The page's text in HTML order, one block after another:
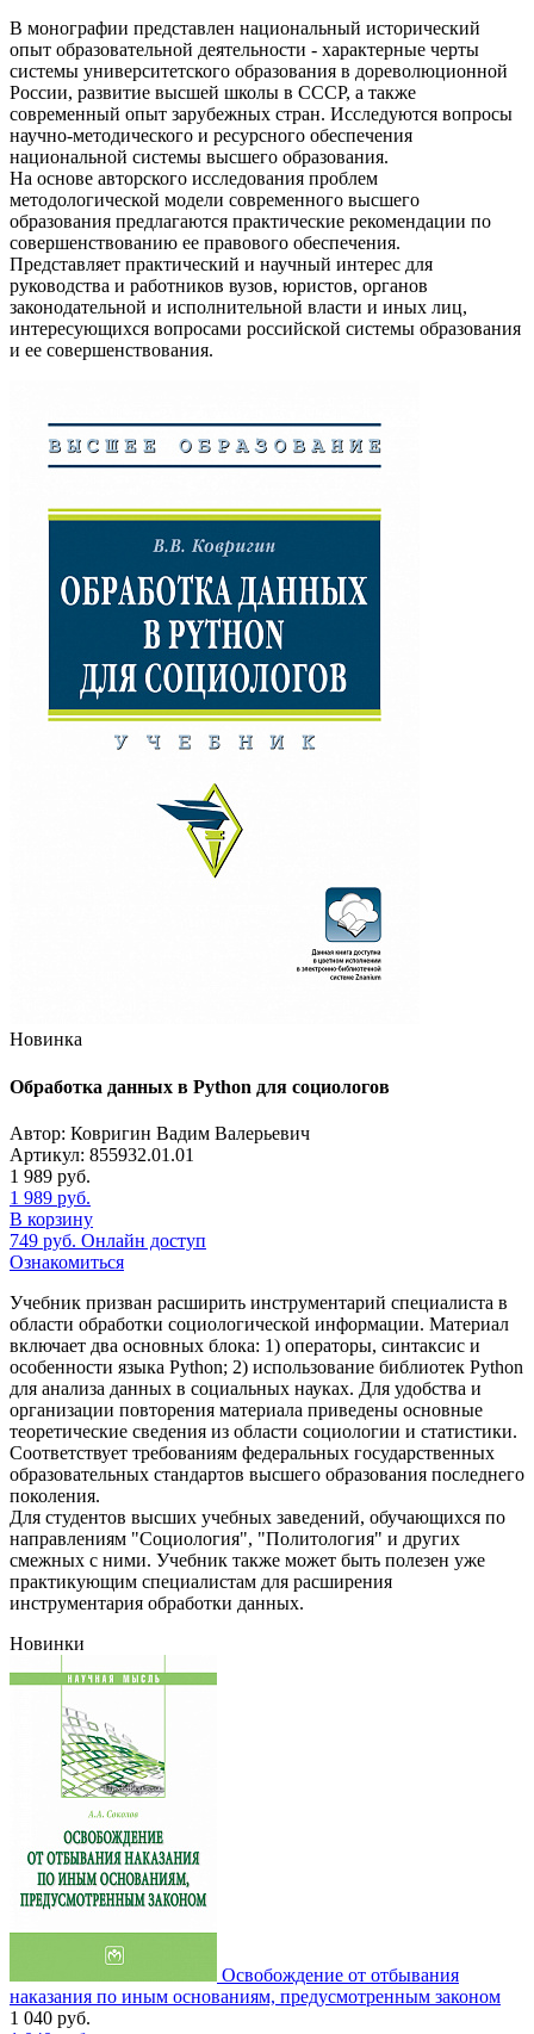
В монографии представлен национальный исторический
опыт образовательной деятельности - характерные черты
системы университетского образования в дореволюционной
России, развитие высшей школы в СССР, а также
современный опыт зарубежных стран. Исследуются вопросы
научно-методического и ресурсного обеспечения
национальной системы высшего образования.
На основе авторского исследования проблем
методологической модели современного высшего
образования предлагаются практические рекомендации по
совершенствованию ее правового обеспечения.
Представляет практический и научный интерес для
руководства и работников вузов, юристов, органов
законодательной и исполнительной власти и иных лиц,
интересующихся вопросами российской системы образования
и ее совершенствования.
Новинка
Обработка данных в Python для социологов
Автор: Ковригин Вадим Валерьевич
Артикул: 855932.01.01
1 989 руб.
1 989 руб.
В корзину
749 руб. Онлайн доступ
Ознакомиться
Учебник призван расширить инструментарий специалиста в
области обработки социологической информации. Материал
включает два основных блока: 1) операторы, синтаксис и
особенности языка Python; 2) использование библиотек Python
для анализа данных в социальных науках. Для удобства и
организации повторения материала приведены основные
теоретические сведения из области социологии и статистики.
Соответствует требованиям федеральных государственных
образовательных стандартов высшего образования последнего
поколения.
Для студентов высших учебных заведений, обучающихся по
направлениям "Социология", "Политология" и других
смежных с ними. Учебник также может быть полезен уже
практикующим специалистам для расширения
инструментария обработки данных.
Новинки
Освобождение от отбывания
наказания по иным основаниям, предусмотренным законом
1 040 руб.